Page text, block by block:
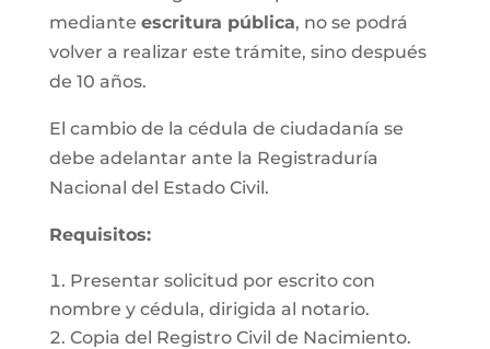
mediante escritura pública, no se podrá
volver a realizar este trámite, sino después
de 10 años.
El cambio de la cédula de ciudadanía se
debe adelantar ante la Registraduría
Nacional del Estado Civil.
Requisitos:
Presentar solicitud por escrito con
nombre y cédula, dirigida al notario.
Copia del Registro Civil de Nacimiento.